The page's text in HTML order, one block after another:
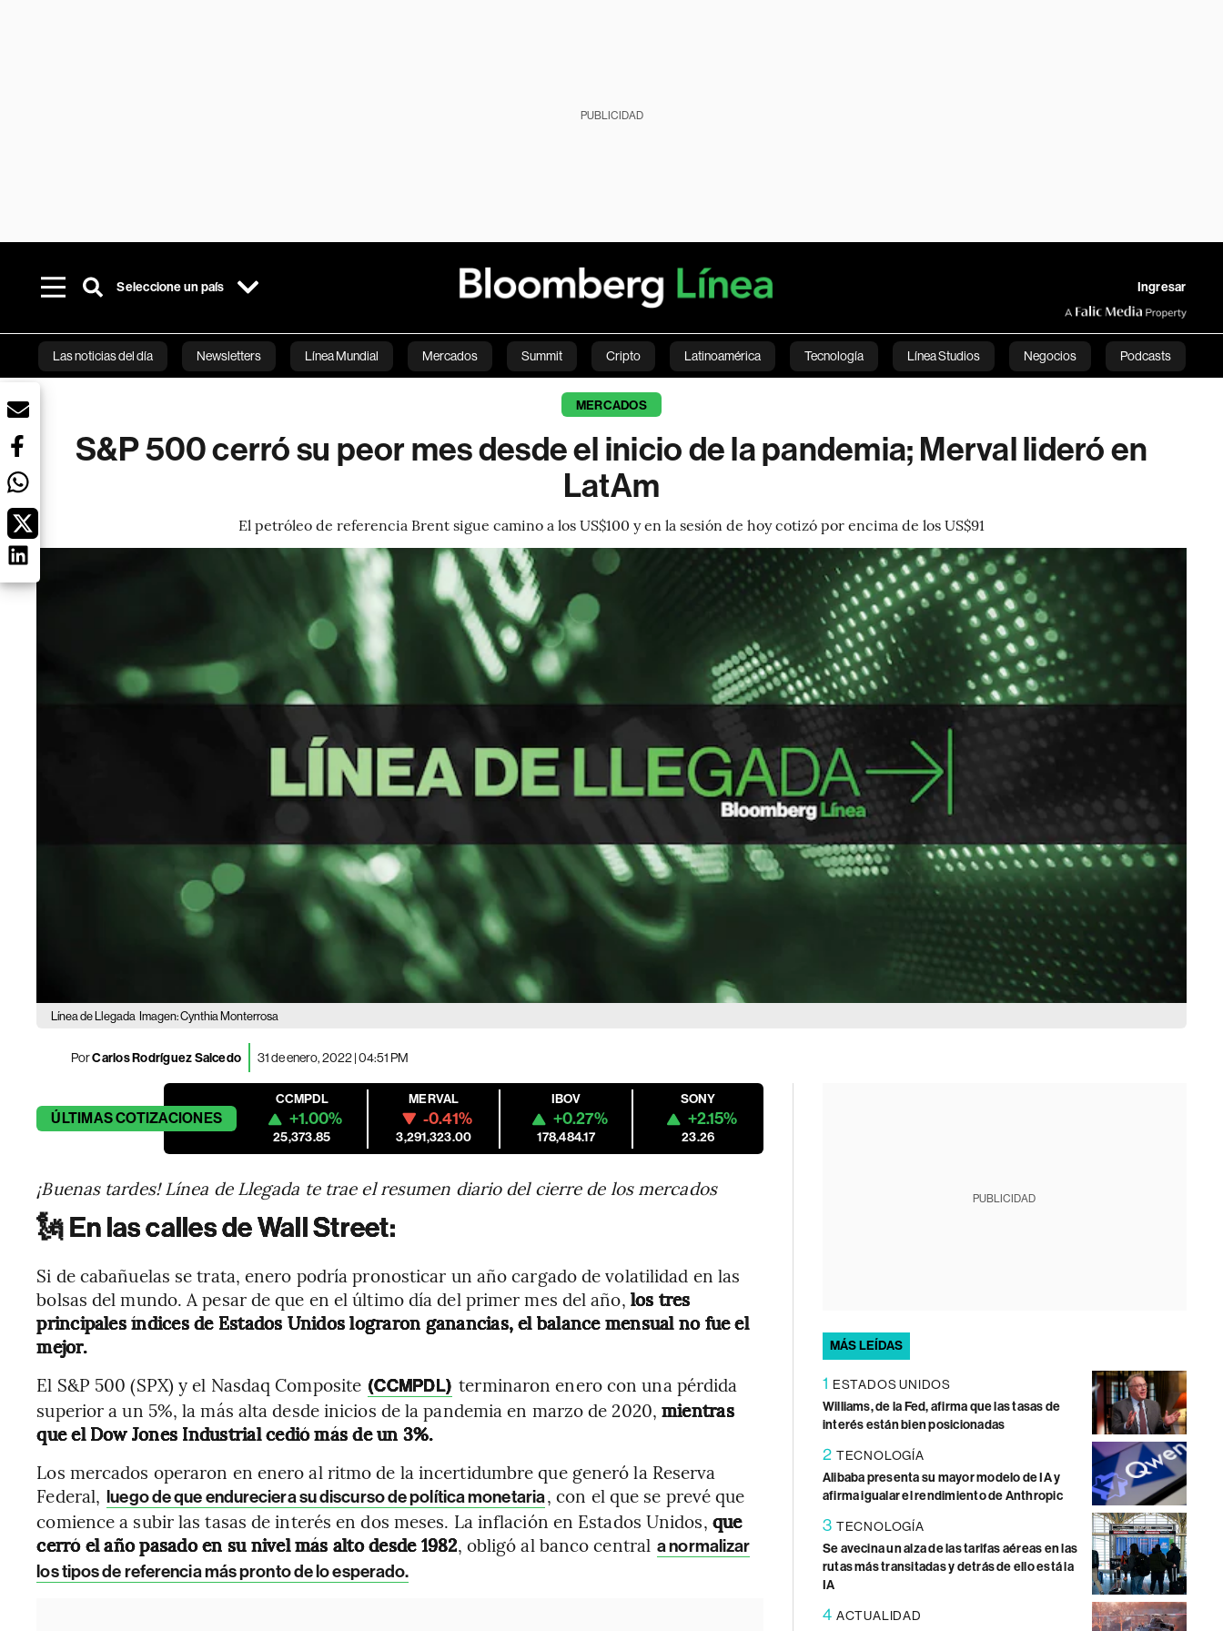
PUBLICIDAD
Seleccione un país Ingresar
Las noticias del día Newsletters Línea Mundial Mercados Summit Cripto Latinoamérica Tecnología Línea Studios Negocios Podcasts
Estilo de vida
MERCADOS
S&P 500 cerró su peor mes desde el inicio de la pandemia; Merval lideró en
LatAm
El petróleo de referencia Brent sigue camino a los US$100 y en la sesión de hoy cotizó por encima de los US$91
Línea de Llegada Imagen: Cynthia Monterrosa
PorCarlos Rodríguez Salcedo 31 de enero, 2022 | 04:51 PM
ÚLTIMASCOTIZACIONES
CCMPDL
+1.00%
25,373.85
MERVAL
-0.41%
3,291,323.00
IBOV
+0.27%
178,484.17
SONY
+2.15%
23.26
¡Buenas tardes! Línea de Llegada te trae el resumen diario del cierre de los mercados
🗽En las calles de Wall Street:
Si de cabañuelas se trata, enero podría pronosticar un año cargado de volatilidad en las
bolsas del mundo. A pesar de que en el último día del primer mes del año, los tres
principales índices de Estados Unidos lograron ganancias, el balance mensual no fue el
mejor.
El S&P 500 (SPX) y el Nasdaq Composite (CCMPDL) terminaron enero con una pérdida
superior a un 5%, la más alta desde inicios de la pandemia en marzo de 2020,mientras
que el Dow Jones Industrial cedió más de un 3%.
Los mercados operaron en enero al ritmo de la incertidumbre que generó la Reserva
Federal, luego de que endureciera su discurso de política monetaria, con el que se prevé que
comience a subir las tasas de interés en dos meses. La inflación en Estados Unidos, que
cerró el año pasado en su nivel más alto desde 1982, obligó al banco central a normalizar
los tipos de referencia más pronto de lo esperado.
PUBLICIDAD
MÁS LEÍDAS
1 ESTADOS UNIDOS
Williams, de la Fed, afirma que las tasas de
interés están bien posicionadas
2 TECNOLOGÍA
Alibaba presenta su mayor modelo de IA y
afirma igualar el rendimiento de Anthropic
3 TECNOLOGÍA
Se avecina un alza de las tarifas aéreas en las
rutas más transitadas y detrás de ello está la
IA
4 ACTUALIDAD